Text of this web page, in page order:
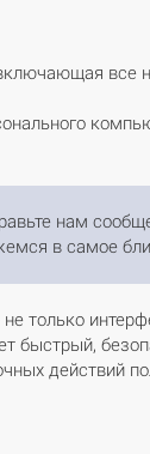
все
нам
в самое
только
быстрый,
действий